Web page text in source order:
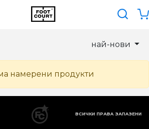
най-нови
намерени продукти
ВСИЧКИ ПРАВА ЗАПАЗЕНИ